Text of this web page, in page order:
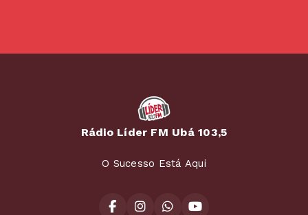
Rádio Líder FM Ubá 103,5
O Sucesso Está Aqui